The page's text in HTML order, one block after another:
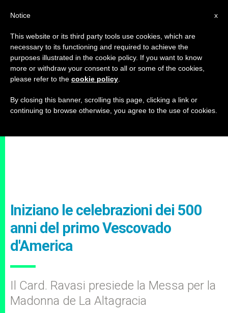
Iniziano le celebrazioni dei 500
anni del primo Vescovado
d'America
Il Card. Ravasi presiede la Messa per la
Madonna de La Altagracia
x
Notice
This website or its third party tools use cookies, which are
necessary to its functioning and required to achieve the
purposes illustrated in the cookie policy. If you want to know
more or withdraw your consent to all or some of the cookies,
please refer to the cookie policy
By closing this banner, scrolling this page, clicking a link or
continuing to browse otherwise, you agree to the use of cookies.